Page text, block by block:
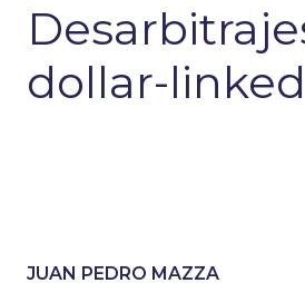
dollar-linked
JUAN PEDRO MAZZA